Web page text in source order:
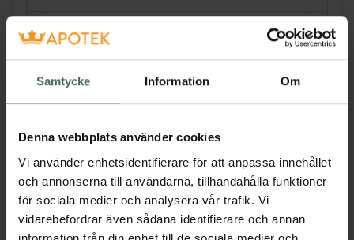
Samtycke Information Om
Denna webbplats använder cookies
Vi använder enhetsidentifierare för att anpassa innehållet
och annonserna till användarna, tillhandahålla funktioner
för sociala medier och analysera vår trafik. Vi
vidarebefordrar även sådana identifierare och annan
Häxans kur för stjärnglans; råder bot på
glansen hos föremål av silver, nysilver, guld,
resultat, samt förebygger oxidering av ytan.
Jämförpris
0,35 kr /ml
EAN:07350125390016
Kategorier:
Hem och hushållPutsmedelStädartiklar